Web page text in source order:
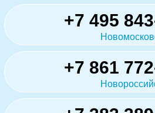
+7 495
+7 861